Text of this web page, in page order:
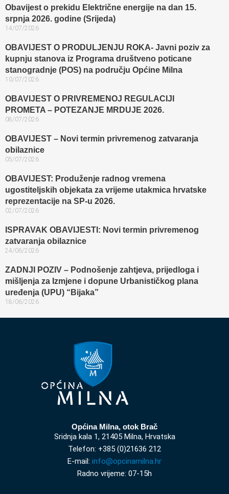
Obavijest o prekidu Električne energije na dan 15.
srpnja 2026. godine (Srijeda)
14/07/2026
OBAVIJEST O PRODULJENJU ROKA- Javni poziv za
kupnju stanova iz Programa društveno poticane
stanogradnje (POS) na području Općine Milna
10/07/2026
OBAVIJEST O PRIVREMENOJ REGULACIJI
PROMETA – POTEZANJE MRDUJE 2026.
08/07/2026
OBAVIJEST – Novi termin privremenog zatvaranja
obilaznice​
05/07/2026
OBAVIJEST: Produženje radnog vremena
ugostiteljskih objekata za vrijeme utakmica hrvatske
reprezentacije na SP-u 2026.
02/07/2026
ISPRAVAK OBAVIJESTI: Novi termin privremenog
zatvaranja obilaznice​
24/06/2026
ZADNJI POZIV – Podnošenje zahtjeva, prijedloga i
mišljenja za Izmjene i dopune Urbanističkog plana
uređenja (UPU) “Bijaka”
18/06/2026
Općina Milna, otok Brač
Sridnja kala 1, 21405 Milna, Hrvatska
Telefon: +385 (0)21636 212
E-mail: info@opcinamilna.hr
Radno vrijeme: 07-15h